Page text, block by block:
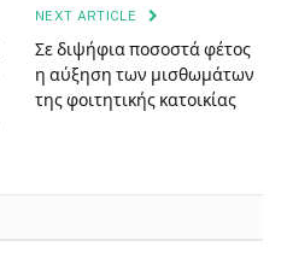
NEXT ARTICLE
Σε διψήφια ποσοστά φέτος
η αύξηση των μισθωμάτων
της φοιτητικής κατοικίας